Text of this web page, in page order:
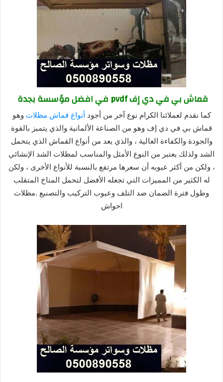
قماش بي في دي إف pvdf في افضل مؤسسة بجدة
كما نقدم لعملائنا الكرام نوع آخر من أجودأنواع قماش مظلات وهو
قماش بي في دي إف وهو من الصناعة الألمانية والذي يتميز بالقوة
والجودة والكفاءة العالية ، والذي يعد من أنواع القماش الذي يتحمل
الشد ولذلك يعتبر من النوع الأمثل والمناسب لمظلات الشد الإنشائي
، ولكن من أكثر عيوبه أن سعرها مرتفع بالنسبة للأنواع الأخرى ، ولكن
له الكثير من المميزات التي تجعله الأفضل لتحمل المناخ المتقلب
وطول فترة الضمان ضد التلف وعيوب التركيب والتصنيع .مظلات
احواش